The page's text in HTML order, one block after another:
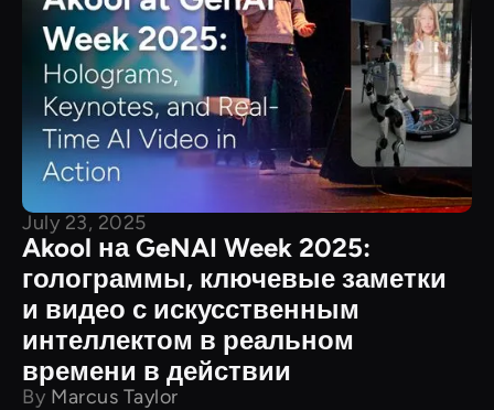
July 23, 2025
Akool на GeNAI Week 2025:
голограммы, ключевые заметки
и видео с искусственным
интеллектом в реальном
времени в действии
By Marcus Taylor